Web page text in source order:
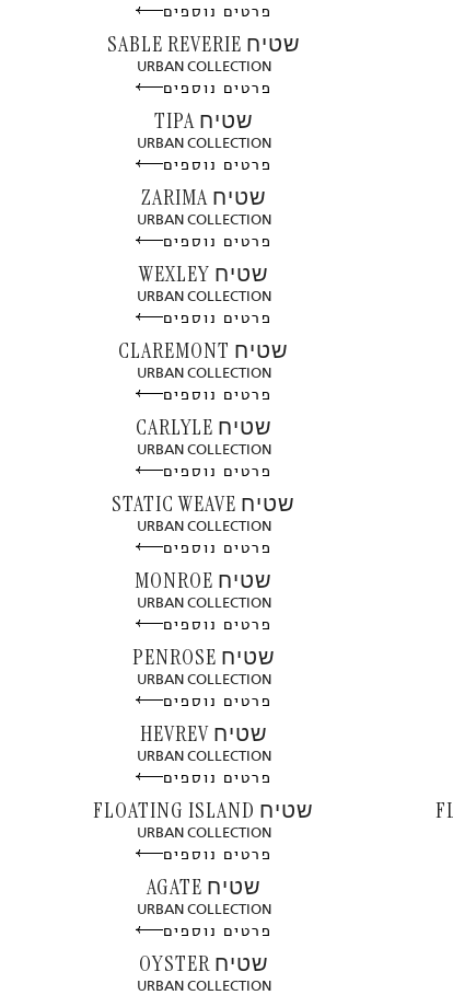
פרטים נוספים
שטיח SABLE REVERIE
URBAN COLLECTION
פרטים נוספים
שטיח TIPA
URBAN COLLECTION
פרטים נוספים
שטיח ZARIMA
URBAN COLLECTION
פרטים נוספים
שטיח WEXLEY
URBAN COLLECTION
פרטים נוספים
שטיח CLAREMONT
URBAN COLLECTION
פרטים נוספים
שטיח CARLYLE
URBAN COLLECTION
פרטים נוספים
שטיח STATIC WEAVE
URBAN COLLECTION
פרטים נוספים
שטיח MONROE
URBAN COLLECTION
פרטים נוספים
שטיח PENROSE
URBAN COLLECTION
פרטים נוספים
שטיח HEVREV
URBAN COLLECTION
פרטים נוספים
שטיח FLOATING ISLAND
URBAN COLLECTION
פרטים נוספים
שטיח AGATE
URBAN COLLECTION
פרטים נוספים
שטיח OYSTER
URBAN COLLECTION